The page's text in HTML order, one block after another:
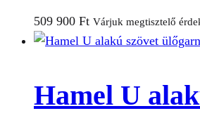
509 900 Ft Várjuk megtisztelő
Hamel U